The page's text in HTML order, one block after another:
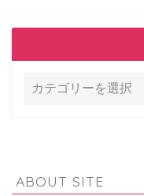
ABOUT SITE